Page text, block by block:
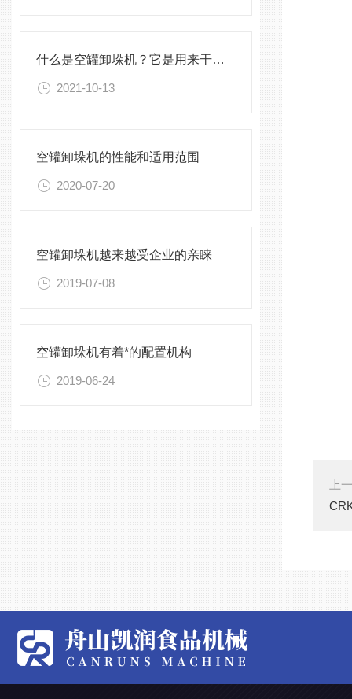
什么是空罐卸垛机？它是用来干什么的呢？
2021-10-13
空罐卸垛机的性能和适用范围
2020-07-20
空罐卸垛机越来越受企业的亲睐
2019-07-08
空罐卸垛机有着*的配置机构
2019-06-24
上